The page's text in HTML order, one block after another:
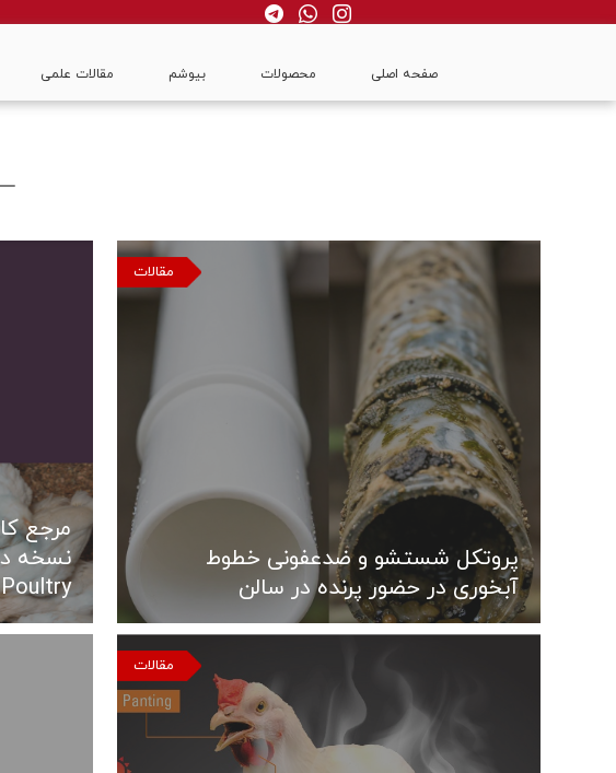
صفحه اصلی محصولات بیوشم مقالات علمی
پروتکل شستشو و ضدعفونی خطوط
آبخوری در حضور پرنده در سالن
مقالات
Poultry
مقالات